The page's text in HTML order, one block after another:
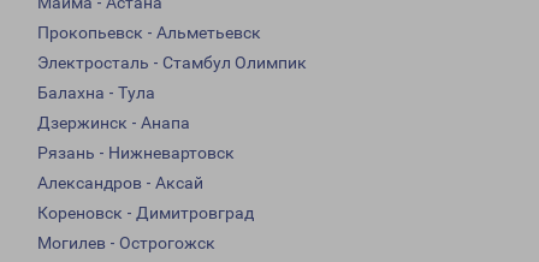
Прокопьевск - Альметьевск
Электросталь - Стамбул Олимпик
Балахна - Тула
Дзержинск - Анапа
Рязань - Нижневартовск
Александров - Аксай
Кореновск - Димитровград
Могилев - Острогожск